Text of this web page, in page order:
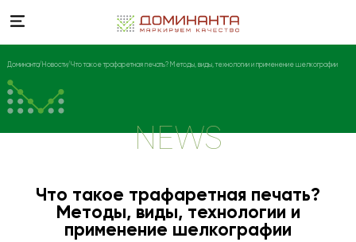
Доминанта Новости Что такое трафаретная печать? Методы, виды, технологии и применение шелкографии
NEWS
Что такое трафаретная печать?
Методы, виды, технологии и
применение шелкографии